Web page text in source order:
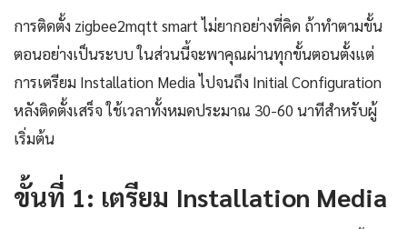
การติดตั้ง zigbee2mqtt smart ไม่ยากอย่างที่คิด ถ้าทำตามขั้น
ตอนอย่างเป็นระบบ ในส่วนนี้จะพาคุณผ่านทุกขั้นตอนตั้งแต่
การเตรียม Installation Media ไปจนถึง Initial Configuration
หลังติดตั้งเสร็จ ใช้เวลาทั้งหมดประมาณ 30-60 นาทีสำหรับผู้
เริ่มต้น
ขั้นที่ 1: เตรียม Installation Media